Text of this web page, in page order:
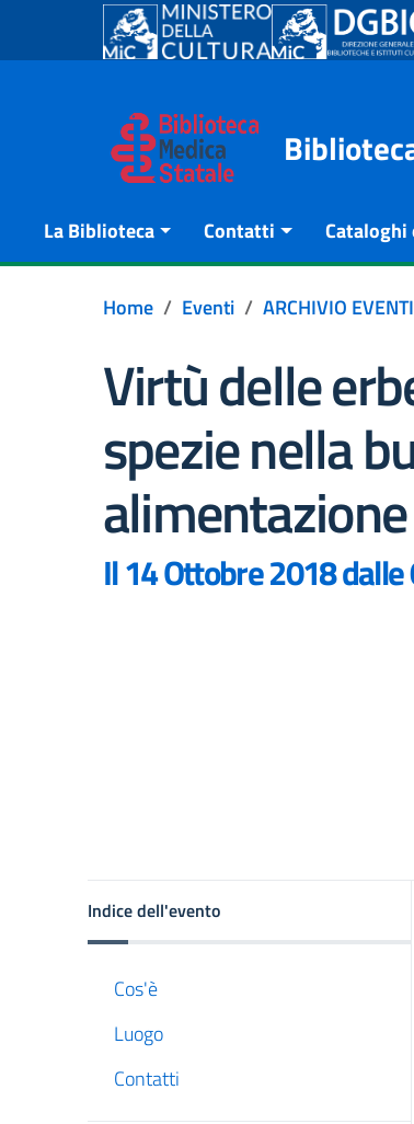
Go to content
Go to the navigation menu
La Biblioteca Contatti Cataloghi
Home Eventi ARCHIVIO EVENTI
Virtù delle
spezie nella
alimentazione
Il 14 Ottobre 2018
Indice dell'evento
Cos'è
Luogo
Contatti